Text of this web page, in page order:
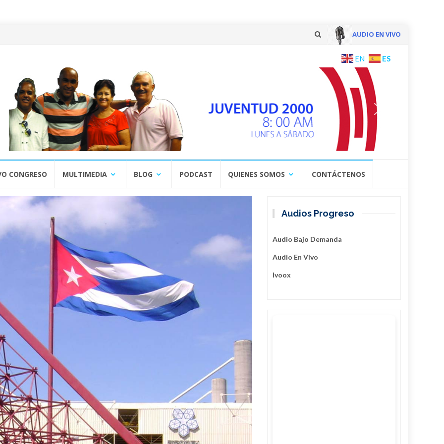
AUDIO EN VIVO
content
EN ES
CONGRESO MULTIMEDIA BLOG PODCAST QUIENES SOMOS CONTÁCTENOS
Audios Progreso
Audio Bajo Demanda
Audio En Vivo
Ivoox